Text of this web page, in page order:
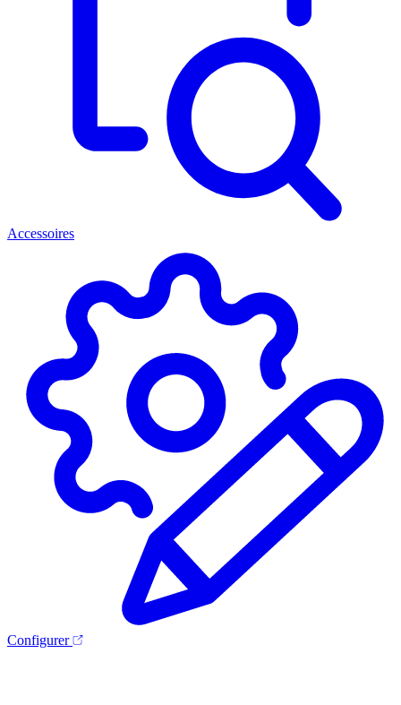
Accessoires
Configurer